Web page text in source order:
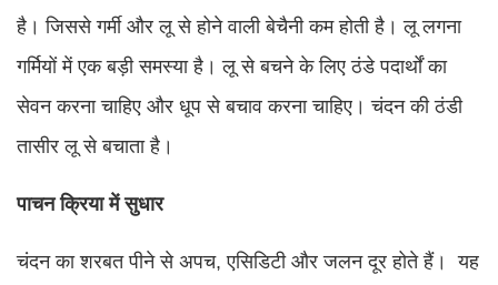
है। जिससे गर्मी और लू से होने वाली बेचैनी कम होती है। लू लगना
गर्मियों में एक बड़ी समस्या है। लू से बचने के लिए ठंडे पदार्थों का
सेवन करना चाहिए और धूप से बचाव करना चाहिए। चंदन की ठंडी
तासीर लू से बचाता है।
पाचन क्रिया में सुधार
चंदन का शरबत पीने से अपच, एसिडिटी और जलन दूर होते हैं। यह